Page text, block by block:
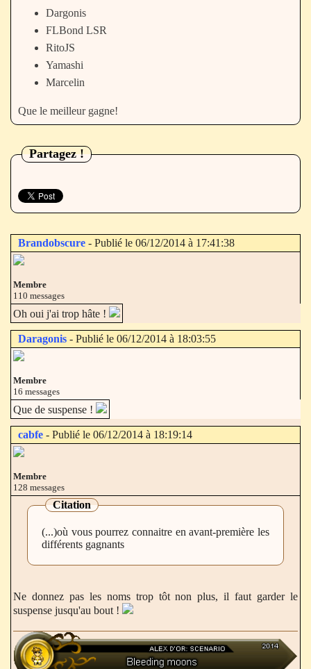
Dargonis
FLBond LSR
RitoJS
Yamashi
Marcelin
Que le meilleur gagne!
Partagez !
Brandobscure - Publié le 06/12/2014 à 17:41:38
Membre
110 messages
Oh oui j'ai trop hâte !
Daragonis - Publié le 06/12/2014 à 18:03:55
Membre
16 messages
Que de suspense !
cabfe - Publié le 06/12/2014 à 18:19:14
Membre
128 messages
Citation
(...)où vous pourrez connaitre en avant-première les
différents gagnants
Ne donnez pas les noms trop tôt non plus, il faut garder le
suspense jusqu'au bout !